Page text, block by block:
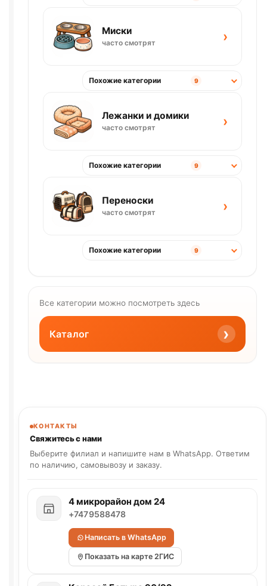
Миски
часто смотрят ›
Похожие категории 9
Лежанки и домики
часто смотрят ›
Похожие категории 9
Переноски
часто смотрят ›
Похожие категории 9
Все категории можно посмотреть здесь
Каталог ›
КОНТАКТЫ
Свяжитесь с нами
Выберите филиал и напишите нам в WhatsApp. Ответим
по наличию, самовывозу и заказу.
4 микрорайон дом 24
+7479588478
Написать в WhatsApp
Показать на карте 2ГИС